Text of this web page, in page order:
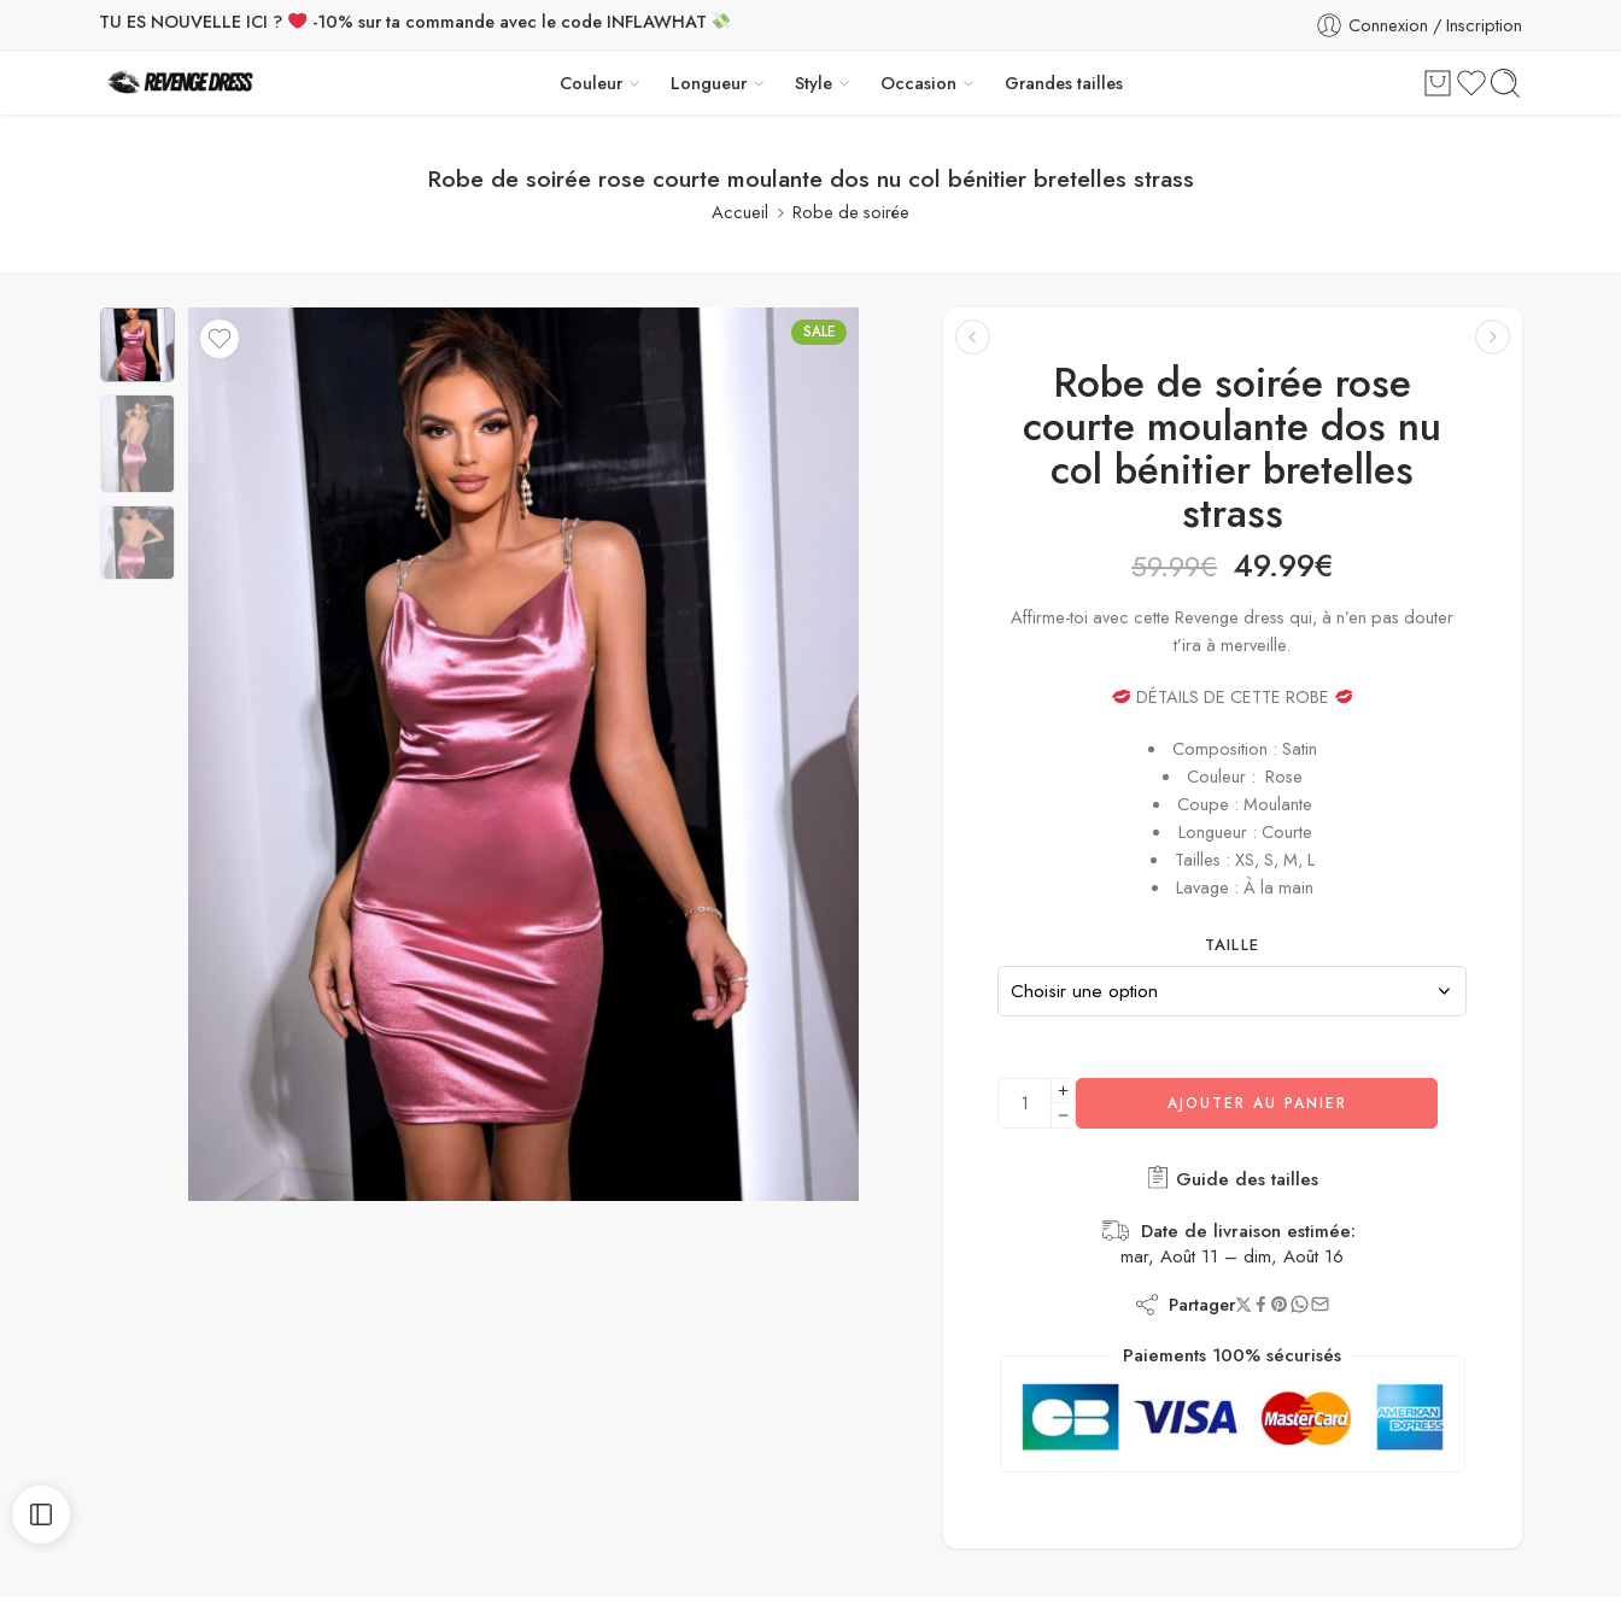
TU ES NOUVELLE ICI ? -10% sur ta commande avec le code INFLAWHAT Connexion / Inscription
Couleur Longueur Style Occasion Grandes tailles
Robe de soirée rose courte moulante dos nu col bénitier bretelles strass
Accueil Robe de soirée
SALE
Robe de soirée rose
courte moulante dos nu
col bénitier bretelles
strass
59.99€ 49.99€
Affirme-toi avec cette Revenge dress qui, à n’en pas douter
t’ira à merveille.
DÉTAILS DE CETTE ROBE
Composition : Satin
Couleur : Rose
Coupe : Moulante
Longueur : Courte
Tailles : XS, S, M, L
Lavage : À la main
TAILLE
AJOUTER AU PANIER
Guide des tailles
Date de livraison estimée:
mar, Août 11 – dim, Août 16
Partager
Paiements 100% sécurisés